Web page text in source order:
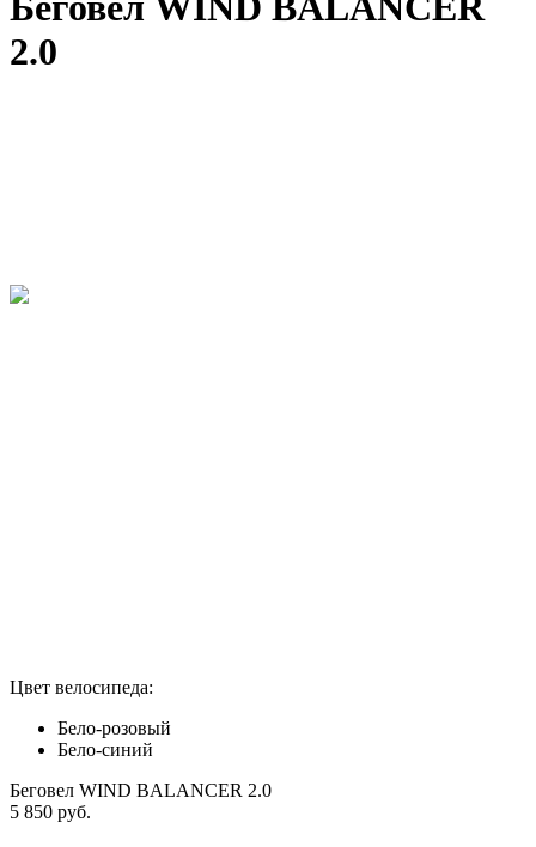
2.0
Цвет велосипеда:
Бело-розовый
Бело-синий
Беговел WIND BALANCER 2.0
5 850 руб.